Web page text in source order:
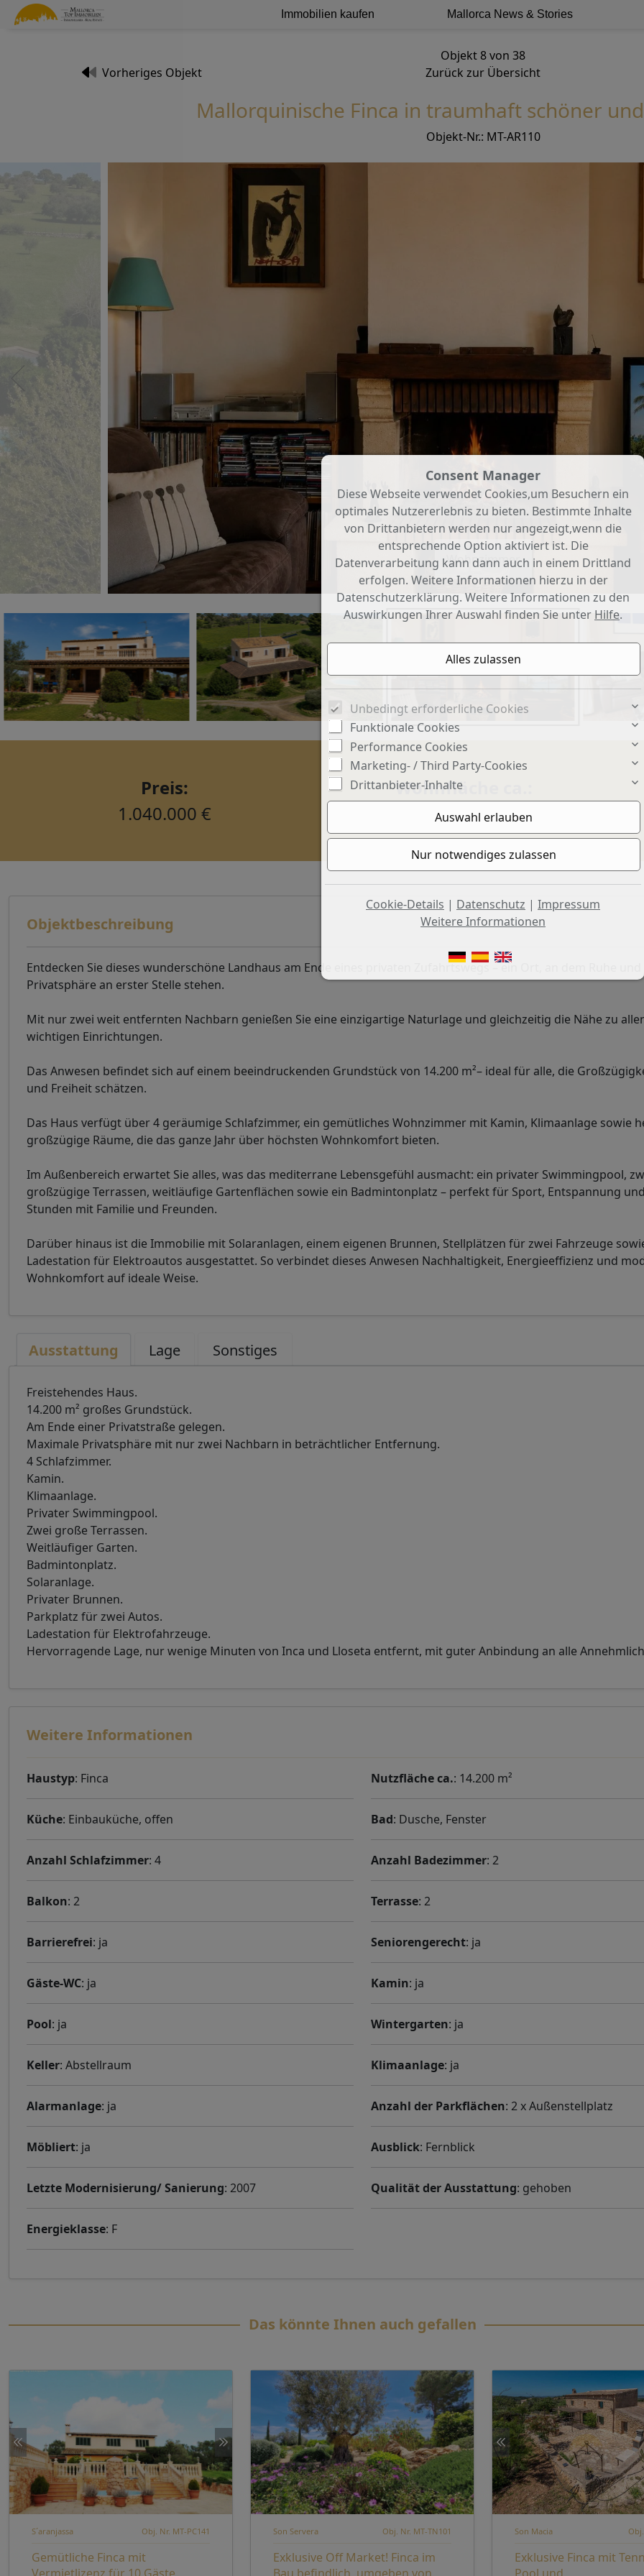
Immobilien kaufen Mallorca News & Stories
Objekt 8 von 38
Vorheriges Objekt Zurück zur Übersicht
Mallorquinische Finca in traumhaft schöner
Objekt-Nr.: MT-AR110
Wohnzimmer
Preis:
1.040.000 €
Wohnfläche ca.:
273 m²
Objektbeschreibung
Entdecken Sie dieses wunderschöne Landhaus am Ende eines privaten Zufahrtswegs – ein Ort, an dem Ruhe und
Privatsphäre an erster Stelle stehen.
Mit nur zwei weit entfernten Nachbarn genießen Sie eine einzigartige Naturlage und gleichzeitig die Nähe zu
wichtigen Einrichtungen.
Das Anwesen befindet sich auf einem beeindruckenden Grundstück von 14.200 m²– ideal für alle, die
und Freiheit schätzen.
Das Haus verfügt über 4 geräumige Schlafzimmer, ein gemütliches Wohnzimmer mit Kamin, Klimaanlage sowie
großzügige Räume, die das ganze Jahr über höchsten Wohnkomfort bieten.
Im Außenbereich erwartet Sie alles, was das mediterrane Lebensgefühl ausmacht: ein privater Swimmingpool,
großzügige Terrassen, weitläufige Gartenflächen sowie ein Badmintonplatz – perfekt für Sport, Entspannung
Stunden mit Familie und Freunden.
Darüber hinaus ist die Immobilie mit Solaranlagen, einem eigenen Brunnen, Stellplätzen für zwei Fahrzeuge
Ladestation für Elektroautos ausgestattet. So verbindet dieses Anwesen Nachhaltigkeit, Energieeffizienz und
Wohnkomfort auf ideale Weise.
Ausstattung Lage Sonstiges
Freistehendes Haus.
14.200 m² großes Grundstück.
Am Ende einer Privatstraße gelegen.
Maximale Privatsphäre mit nur zwei Nachbarn in beträchtlicher Entfernung.
4 Schlafzimmer.
Kamin.
Klimaanlage.
Privater Swimmingpool.
Zwei große Terrassen.
Weitläufiger Garten.
Badmintonplatz.
Solaranlage.
Privater Brunnen.
Parkplatz für zwei Autos.
Ladestation für Elektrofahrzeuge.
Hervorragende Lage, nur wenige Minuten von Inca und Lloseta entfernt, mit guter Anbindung an alle
Weitere Informationen
Haustyp: Finca Nutzfläche ca.: 14.200 m²
Küche: Einbauküche, offen Bad: Dusche, Fenster
Anzahl Schlafzimmer: 4 Anzahl Badezimmer: 2
Balkon: 2 Terrasse: 2
Barrierefrei: ja Seniorengerecht: ja
Gäste-WC: ja Kamin: ja
Pool: ja Wintergarten: ja
Keller: Abstellraum Klimaanlage: ja
Alarmanlage: ja Anzahl der Parkflächen: 2 x Außenstellplatz
Möbliert: ja Ausblick: Fernblick
Letzte Modernisierung/ Sanierung: 2007 Qualität der Ausstattung: gehoben
Energieklasse: F
Das könnte Ihnen auch gefallen
S´aranjassa Obj. Nr. MT-PC141
Gemütliche Finca mit
Son Servera Obj. Nr. MT-TN101
Exklusive Off Market! Finca im
Son Macia
Exklusive Finca mit
Consent Manager
Diese Webseite verwendet Cookies,um Besuchern ein
optimales Nutzererlebnis zu bieten. Bestimmte Inhalte
von Drittanbietern werden nur angezeigt,wenn die
entsprechende Option aktiviert ist. Die
Datenverarbeitung kann dann auch in einem Drittland
erfolgen. Weitere Informationen hierzu in der
Datenschutzerklärung. Weitere Informationen zu den
Auswirkungen Ihrer Auswahl finden Sie unter Hilfe.
Unbedingt erforderliche Cookies
Funktionale Cookies
Performance Cookies
Marketing- / Third Party-Cookies
Drittanbieter-Inhalte
Cookie-Details | Datenschutz | Impressum
Weitere Informationen